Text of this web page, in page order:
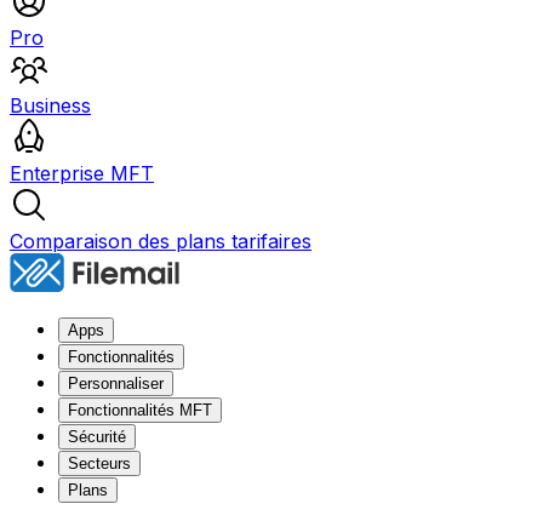
Pro
Business
Enterprise MFT
Comparaison des plans tarifaires
Apps
Fonctionnalités
Personnaliser
Fonctionnalités MFT
Sécurité
Secteurs
Plans